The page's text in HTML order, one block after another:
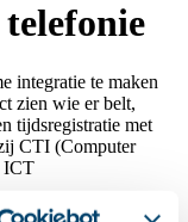
integratie te maken
zien wie er belt,
tijdsregistratie met
CTI (Computer
ICT